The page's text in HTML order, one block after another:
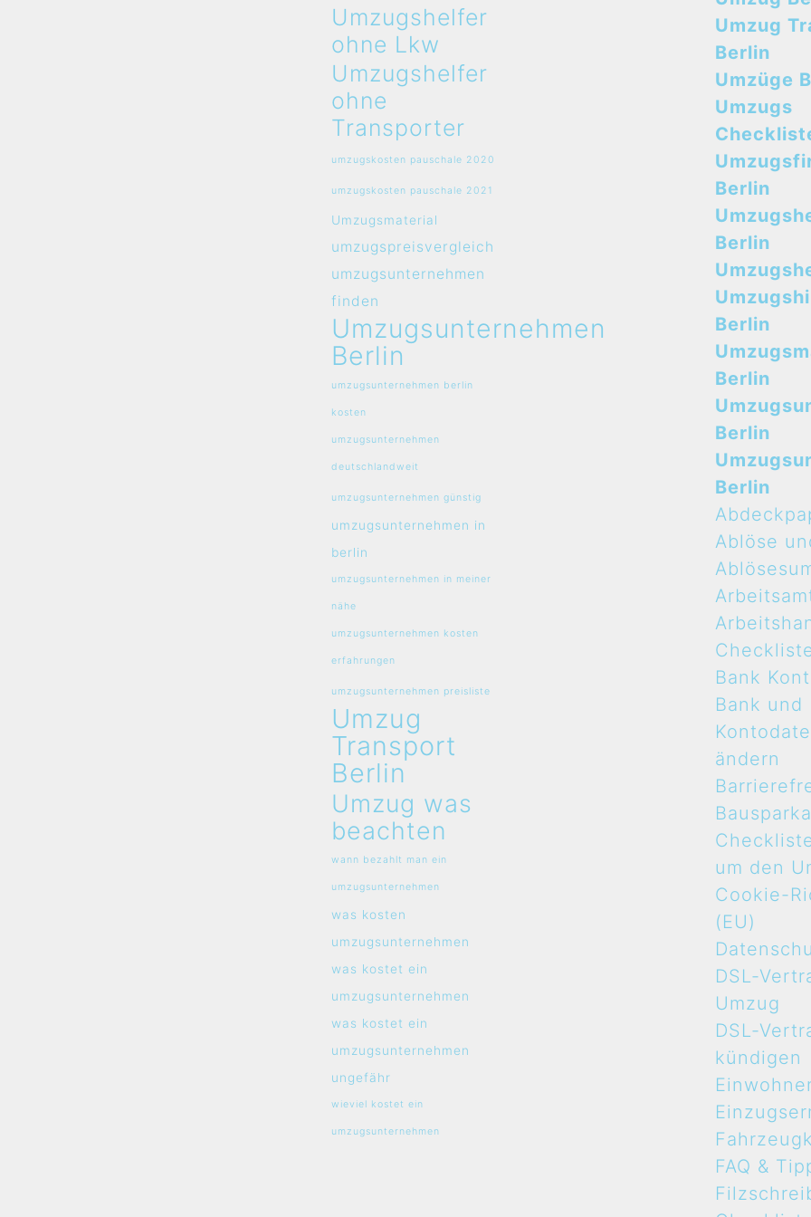
Umzugshelfer
ohne Lkw
Umzugshelfer
ohne
Transporter
umzugskosten pauschale 2020
umzugskosten pauschale 2021
Umzugsmaterial
umzugspreisvergleich
umzugsunternehmen
finden
Umzugsunternehmen
Berlin
umzugsunternehmen berlin
kosten
umzugsunternehmen
deutschlandweit
umzugsunternehmen günstig
umzugsunternehmen in
berlin
umzugsunternehmen in meiner
nähe
umzugsunternehmen kosten
erfahrungen
umzugsunternehmen preisliste
Umzug
Transport
Berlin
Umzug was
beachten
wann bezahlt man ein
umzugsunternehmen
was kosten
umzugsunternehmen
was kostet ein
umzugsunternehmen
was kostet ein
umzugsunternehmen
ungefähr
wieviel kostet ein
umzugsunternehmen
Umzug
Berlin
Umzüge
Umzugs
Berlin
Berlin
Berlin
Berlin
Berlin
Berlin
Ablöse
Bank
Bank und
ändern
um den
Cookie-
(EU)
DSL-
Umzug
DSL-
kündigen
FAQ &